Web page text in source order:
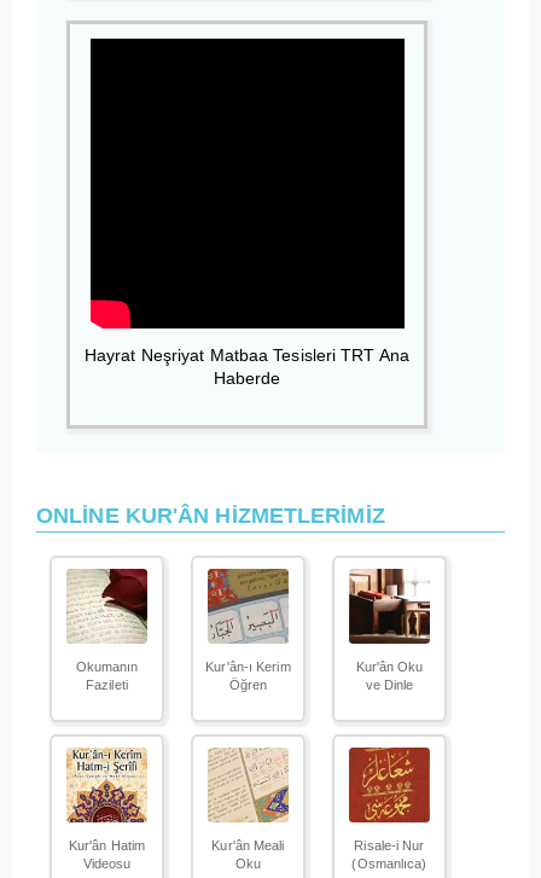
Hayrat Neşriyat Matbaa Tesisleri TRT Ana
Haberde
ONLİNE KUR'ÂN HİZMETLERİMİZ
Okumanın
Fazileti
Kur'ân-ı Kerim
Öğren
Kur'ân Oku
ve Dinle
Kur'ân Hatim
Videosu
Kur'ân Meali
Oku
Risale-i Nur
(Osmanlıca)